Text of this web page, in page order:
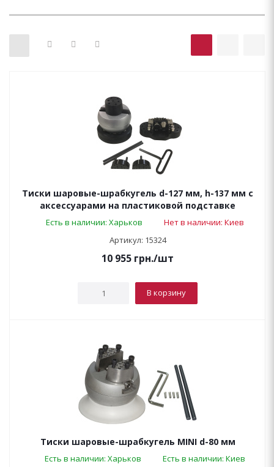
Тиски шаровые-шрабкугель d-127 мм, h-137 мм с
аксессуарами на пластиковой подставке
Есть в наличии: Харьков
Нет в наличии: Киев
Артикул: 15324
10 955 грн./шт
В корзину
Тиски шаровые-шрабкугель MINI d-80 мм
Есть в наличии: Харьков
Есть в наличии: Киев